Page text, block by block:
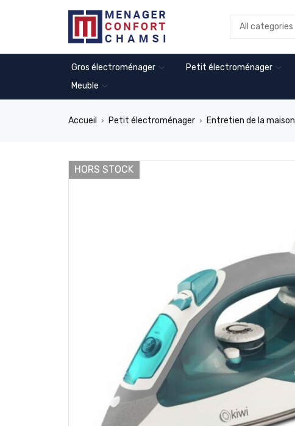
Gros électroménager Petit électroménager
Meuble
Accueil › Petit électroménager › Entretien de la maison
HORS STOCK